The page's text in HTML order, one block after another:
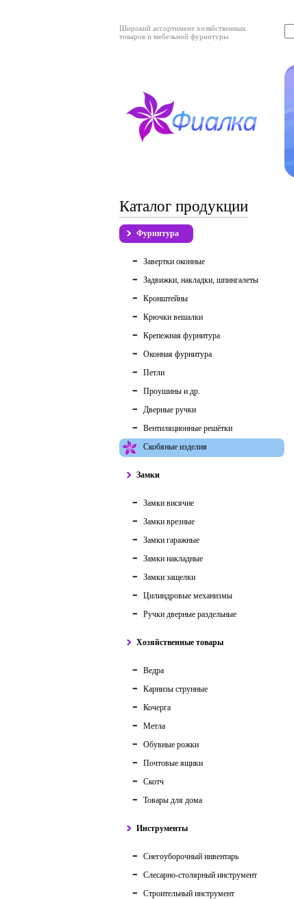
Широкий ассортимент хозяйственных
товаров и мебельной фурнитуры
Каталог продукции
Фурнитура
Завертки оконные
Задвижки, накладки, шпингалеты
Кронштейны
Крючки вешалки
Крепежная фурнитура
Оконная фурнитура
Петли
Проушины и др.
Дверные ручки
Вентиляционные решётки
Скобяные изделия
Замки
Замки висячие
Замки врезные
Замки гаражные
Замки накладные
Замки защелки
Цилиндровые механизмы
Ручки дверные раздельные
Хозяйственные товары
Ведра
Карнизы струнные
Кочерга
Метла
Обувные рожки
Почтовые ящики
Скотч
Товары для дома
Инструменты
Снегоуборочный инвентарь
Слесарно-столярный инструмент
Строительный инструмент